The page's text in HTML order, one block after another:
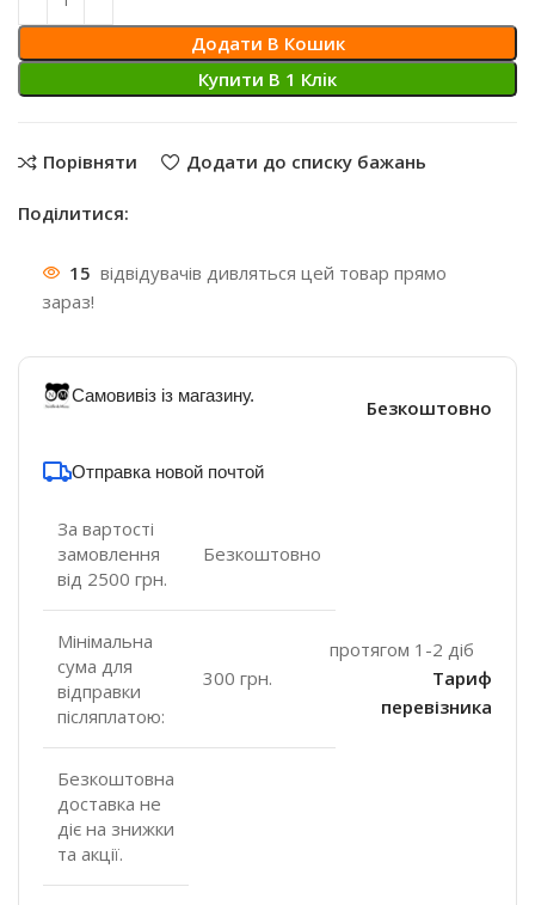
Додати В Кошик
Купити В 1 Клiк
Порівняти Додати до списку бажань
Поділитися:
15 відвідувачів дивляться цей товар прямо
зараз!
Самовивіз із магазину.
Безкоштовно
Отправка новой почтой
За вартості
замовлення
від 2500 грн.
Безкоштовно
Мінімальна
сума для
відправки
післяплатою:
300 грн.
Безкоштовна
доставка не
діє на знижки
та акції.
протягом 1-2 діб
Тариф
перевізника